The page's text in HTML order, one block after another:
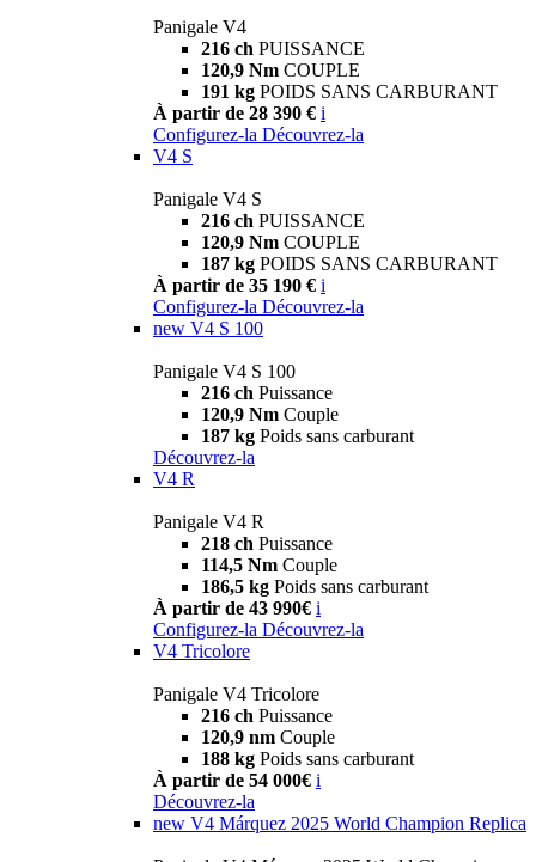
Panigale V4
216 ch PUISSANCE
120,9 Nm COUPLE
191 kg POIDS SANS CARBURANT
À partir de 28 390 € i
Configurez-la Découvrez-la
V4 S
Panigale V4 S
216 ch PUISSANCE
120,9 Nm COUPLE
187 kg POIDS SANS CARBURANT
À partir de 35 190 € i
Configurez-la Découvrez-la
new V4 S 100
Panigale V4 S 100
216 ch Puissance
120,9 Nm Couple
187 kg Poids sans carburant
Découvrez-la
V4 R
Panigale V4 R
218 ch Puissance
114,5 Nm Couple
186,5 kg Poids sans carburant
À partir de 43 990€ i
Configurez-la Découvrez-la
V4 Tricolore
Panigale V4 Tricolore
216 ch Puissance
120,9 nm Couple
188 kg Poids sans carburant
À partir de 54 000€ i
Découvrez-la
new V4 Márquez 2025 World Champion Replica